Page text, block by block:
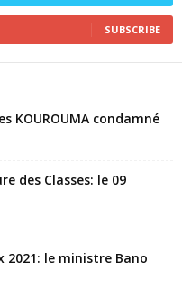
SUBSCRIBE
KOUROUMA condamné
des Classes: le 09
2021: le ministre Bano